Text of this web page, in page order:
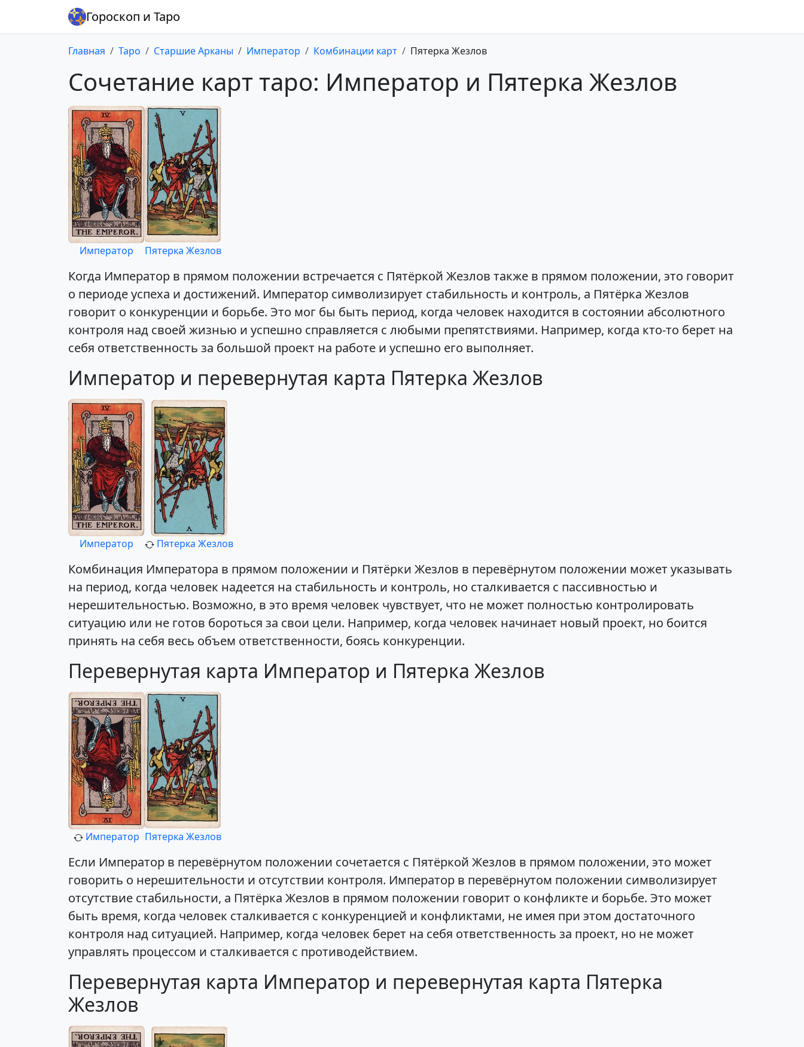
Гороскоп и Таро
Главная Таро Старшие Арканы Император Комбинации карт Пятерка Жезлов
Сочетание карт таро: Император и Пятерка Жезлов
Император Пятерка Жезлов
Когда Император в прямом положении встречается с Пятёркой Жезлов также в прямом положении, это говорит
о периоде успеха и достижений. Император символизирует стабильность и контроль, а Пятёрка Жезлов
говорит о конкуренции и борьбе. Это мог бы быть период, когда человек находится в состоянии абсолютного
контроля над своей жизнью и успешно справляется с любыми препятствиями. Например, когда кто-то берет на
себя ответственность за большой проект на работе и успешно его выполняет.
Император и перевернутая карта Пятерка Жезлов
Император Пятерка Жезлов
Комбинация Императора в прямом положении и Пятёрки Жезлов в перевёрнутом положении может указывать
на период, когда человек надеется на стабильность и контроль, но сталкивается с пассивностью и
нерешительностью. Возможно, в это время человек чувствует, что не может полностью контролировать
ситуацию или не готов бороться за свои цели. Например, когда человек начинает новый проект, но боится
принять на себя весь объем ответственности, боясь конкуренции.
Перевернутая карта Император и Пятерка Жезлов
Император Пятерка Жезлов
Если Император в перевёрнутом положении сочетается с Пятёркой Жезлов в прямом положении, это может
говорить о нерешительности и отсутствии контроля. Император в перевёрнутом положении символизирует
отсутствие стабильности, а Пятёрка Жезлов в прямом положении говорит о конфликте и борьбе. Это может
быть время, когда человек сталкивается с конкуренцией и конфликтами, не имея при этом достаточного
контроля над ситуацией. Например, когда человек берет на себя ответственность за проект, но не может
управлять процессом и сталкивается с противодействием.
Перевернутая карта Император и перевернутая карта Пятерка
Жезлов